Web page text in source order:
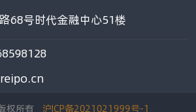
68号时代金融中心51楼
权所有 沪ICP备2021021999号-1